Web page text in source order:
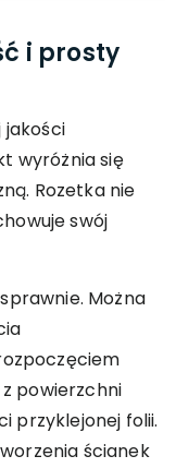
i prosty
jakości
wyróżnia się
Rozetka nie
swój
Można
powierzchni
przyklejonej folii.
ścianek